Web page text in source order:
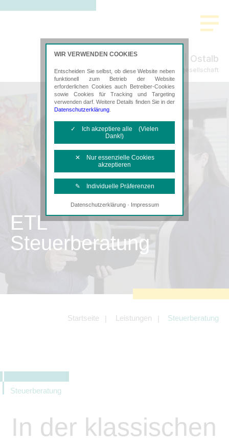
Ostalb
Steuerberatungsgesellschaft
ETL
Steuerberatung
Startseite Leistungen Steuerberatung
Steuerberatung
In der klassischen
WIR VERWENDEN COOKIES
Entscheiden Sie selbst, ob diese Website neben
funktionell zum Betrieb der Website
erforderlichen Cookies auch Betreiber-Cookies
sowie Cookies für Tracking und Targeting
verwenden darf. Weitere Details finden Sie in der
Datenschutzerklärung
✓ Ich akzeptiere alle (Vielen
Dank!)
✕ Nur essenzielle Cookies
akzeptieren
✎ Individuelle Präferenzen
Notwendige Cookies
Diese Cookies sind erforderlich, um die
grundlegende Funktionalität der Website
Tracking- und Targeting-Cookies
Diese Cookies sind erforderlich, um
zu optimieren. Hierzu gehört eine
Angebotes einschließlich der
Angeboten von z.B. Facebook und
LinkedIn.
Datenschutzerklärung· Impressum